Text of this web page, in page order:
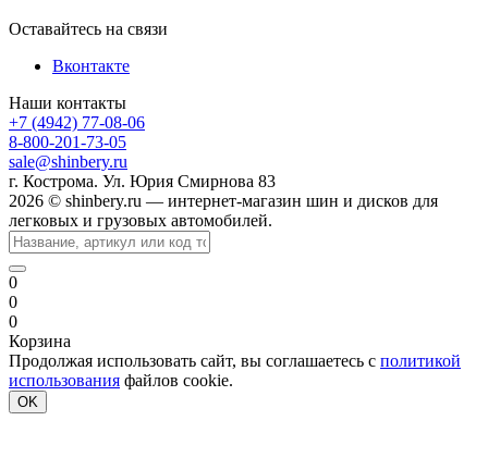
Оставайтесь на связи
Вконтакте
Наши контакты
+7 (4942) 77-08-06
8-800-201-73-05
sale@shinbery.ru
г. Кострома. Ул. Юрия Смирнова 83
2026 © shinbery.ru — интернет-магазин шин и дисков для
легковых и грузовых автомобилей.
0
0
0
Корзина
Продолжая использовать сайт, вы соглашаетесь с политикой
использования файлов cookie.
OK